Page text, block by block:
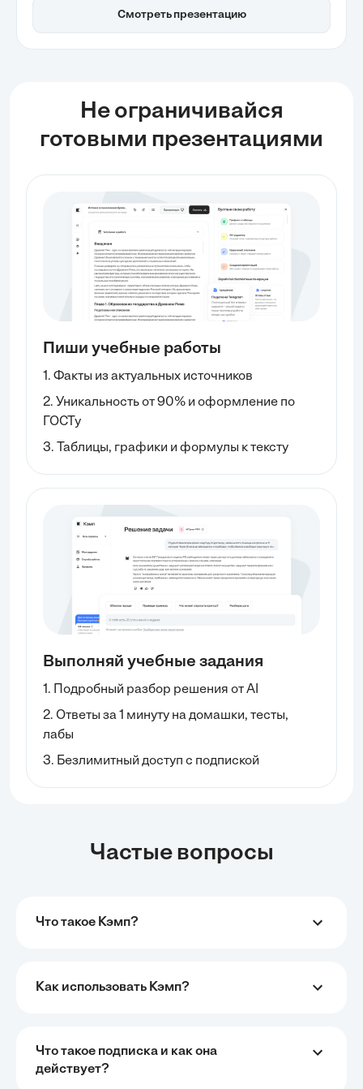
условиям. Также обсуждаются перспективы
экспортного потенциала и необходимость
Смотреть презентацию
Не ограничивайся
готовыми презентациями
Пиши учебные работы
1. Факты из актуальных источников
2. Уникальность от 90% и оформление по
ГОСТу
3. Таблицы, графики и формулы к тексту
Выполняй учебные задания
1. Подробный разбор решения от AI
2. Ответы за 1 минуту на домашки, тесты,
лабы
3. Безлимитный доступ с подпиской
Частые вопросы
Что такое Кэмп?
Как использовать Кэмп?
Что такое подписка и как она
действует?